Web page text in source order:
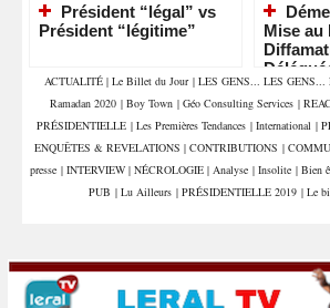
Président “légal” vs
Président “légitime”
Mise au
DER/
Mbodj
ACTUALITÉ | Le Billet du Jour | LES GENS... LES GENS...
Ramadan 2020 | Boy Town | Géo Consulting Services |
PRÉSIDENTIELLE | Les Premières Tendances | International |
ENQUÊTES & REVELATIONS | CONTRIBUTIONS |
presse | INTERVIEW | NÉCROLOGIE | Analyse | Insolite | Bien
PUB | Lu Ailleurs | PRÉSIDENTIELLE 2019 | Le